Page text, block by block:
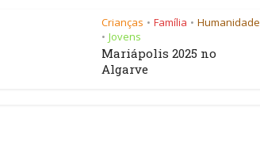
Crianças • Família • Humanidade
• Jovens
Mariápolis 2025 no
Algarve